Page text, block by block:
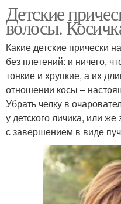
Детские
волосы.
Какие детские прически
без плетений: и ничего,
тонкие и хрупкие, а их
отношении косы –
Убрать челку в
у детского личика, или
с завершением в виде